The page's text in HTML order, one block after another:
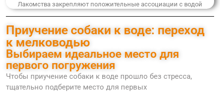
Лакомства закрепляют положительные ассоциации с водой
Приучение собаки к воде: переход
к мелководью
Выбираем идеальное место для
первого погружения
Чтобы приучение собаки к воде прошло без стресса,
тщательно подберите место для первых